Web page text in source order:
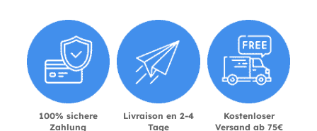
100% sichere
Zahlung
Livraison en 2-4
Tage
Kostenloser
Versand ab 75€